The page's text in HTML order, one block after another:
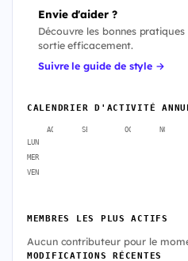
Envie d'aider ?
Découvre les bonnes
sortie efficacement.
Suivre le guide de style →
CALENDRIER D'ACTIVITÉ
AOÛT SEPT. OCT. NOV.
LUN
MER
VEN
MEMBRES LES PLUS ACTIFS
Aucun contributeur pour le
MODIFICATIONS RÉCENTES